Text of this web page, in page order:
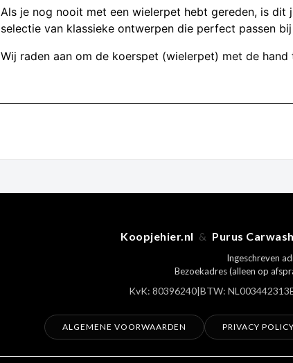
Als je nog nooit met een wielerpet hebt gereden, is dit
selectie van klassieke ontwerpen die perfect passen
Wij raden aan om de koerspet (wielerpet) met de hand
Koopjehier.nl & Purus Carwash
Ingeschreven
Bezoekadres (alleen op
KvK: 80396240|BTW:
ALGEMENE VOORWAARDEN PRIVACY POLICY